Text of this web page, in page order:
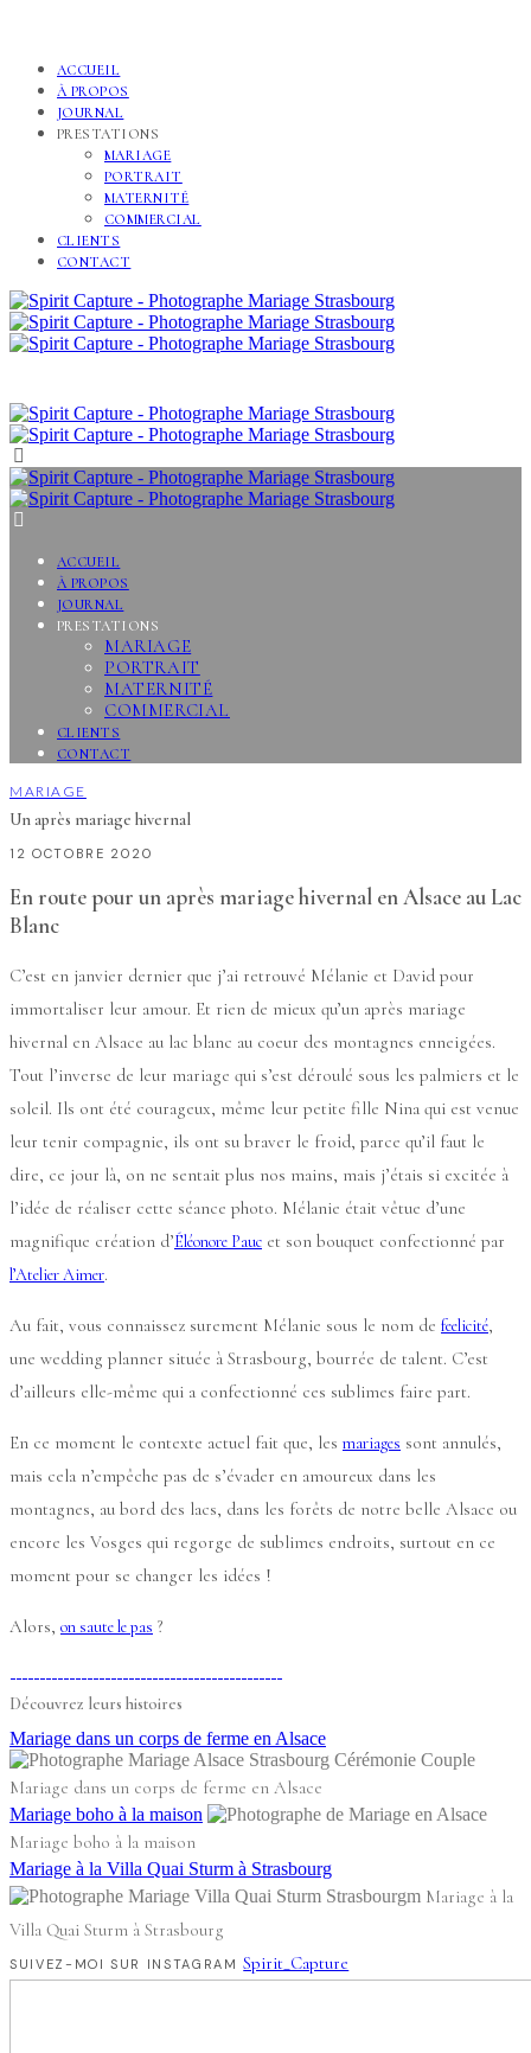
ACCUEIL
À PROPOS
JOURNAL
PRESTATIONS
MARIAGE
PORTRAIT
MATERNITÉ
COMMERCIAL
CLIENTS
CONTACT
ACCUEIL
À PROPOS
JOURNAL
PRESTATIONS
MARIAGE
PORTRAIT
MATERNITÉ
COMMERCIAL
CLIENTS
CONTACT
MARIAGE
Un après mariage hivernal
12 OCTOBRE 2020
En route pour un après mariage hivernal en Alsace au Lac
Blanc
C’est en janvier dernier que j’ai retrouvé Mélanie et David pour
immortaliser leur amour. Et rien de mieux qu’un après mariage
hivernal en Alsace au lac blanc au coeur des montagnes enneigées.
Tout l’inverse de leur mariage qui s’est déroulé sous les palmiers et le
soleil. Ils ont été courageux, même leur petite fille Nina qui est venue
leur tenir compagnie, ils ont su braver le froid, parce qu’il faut le
dire, ce jour là, on ne sentait plus nos mains, mais j’étais si excitée à
l’idée de réaliser cette séance photo. Mélanie était vêtue d’une
magnifique création d’Éléonore Pauc et son bouquet confectionné par
l’Atelier Aimer.
Au fait, vous connaissez surement Mélanie sous le nom de feelicité,
une wedding planner située à Strasbourg, bourrée de talent. C’est
d’ailleurs elle-même qui a confectionné ces sublimes faire part.
En ce moment le contexte actuel fait que, les mariages sont annulés,
mais cela n’empêche pas de s’évader en amoureux dans les
montagnes, au bord des lacs, dans les forêts de notre belle Alsace ou
encore les Vosges qui regorge de sublimes endroits, surtout en ce
moment pour se changer les idées !
Alors, on saute le pas ?
Découvrez leurs histoires
Mariage dans un corps de ferme en Alsace
Mariage dans un corps de ferme en Alsace
Mariage boho à la maison
Mariage boho à la maison
Mariage à la Villa Quai Sturm à Strasbourg
Mariage à la
Villa Quai Sturm à Strasbourg
SUIVEZ-MOI SUR INSTAGRAMSpirit_Capture